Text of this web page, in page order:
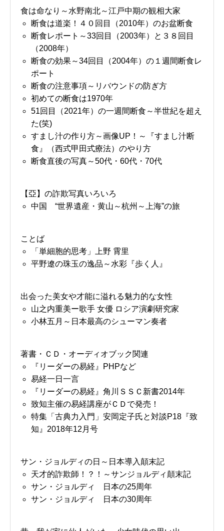
食は命なり～水野南北～江戸中期の観相大家
断食は道楽！４０回目（2010年）のお盆断食
断食レポート～33回目（2003年）と３８回目
（2008年）
断食の効果～34回目（2004年）の１週間断食レ
ポート
断食の注意事項～リバウンドの防ぎ方
初めての断食は1970年
51回目（2021年）の一週間断食～半世紀を超え
た(笑)
すまし汁の作り方～画像UP！～『すまし汁断
食』（西式甲田式療法）のやり方
断食直後の写真～50代・60代・70代
【亞】の詐欺写真いろいろ
中国 “世界遺産・黄山～杭州～上海”の旅
ことば
「単細胞的思考」上野 霄里
平野遼の珠玉の逸品～水彩『歩く人』
出会った美女や才能に溢れる魅力的な女性
山之内重美ー歌手 女優 ロシア演劇研究家
小林五月～日本最高のシューマン奏者
著書・ＣＤ・オーディオブック関連
『リーダーの易経』PHPなど
易経一日一言
『リーダーの易経』角川ＳＳＣ新書2014年
致知主催の易経講座がＣＤで発売！
特集「古典力入門」安岡定子氏と対談P18『致
知』2018年12月号
サン・ジョルディの日～日本導入顛末記
天才的詐欺師！？！～サンジョルディ顛末記
サン・ジョルディ 日本の25周年
サン・ジョルディ 日本の30周年